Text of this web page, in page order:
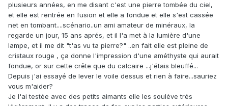
plusieurs années, en me disant c'est une pierre tombée du ciel,
et elle est rentrée en fusion et elle a fondue et elle s'est cassée
net en tombant....scénario..un ami amateur de minéraux, la
regarde un jour, 15 ans aprés, et il l'a met à la lumière d'une
lampe, et il me dit "t'as vu ta pierre?" ..en fait elle est pleine de
cristaux rouge , ça donne l'impression d'une améthyste qui aurait
fondue, or sur cette crête que du calcaire ...j'étais bleuffé...
Depuis j'ai essayé de lever le voile dessus et rien à faire...sauriez
vous m'aider?
Je l'ai testée avec des petits aimants elle les soulève trés